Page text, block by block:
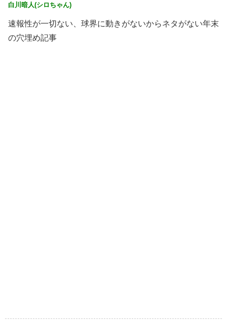
白川暗人(シロちゃん)
速報性が一切ない、球界に動きがないからネタがない年末
の穴埋め記事